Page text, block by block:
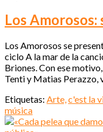
Los Amorosos:
Los Amorosos se
ciclo A la mar de la
Briones. Con ese
Tenti y Matias Perazzo,
Etiquetas: Arte,c'est la
música